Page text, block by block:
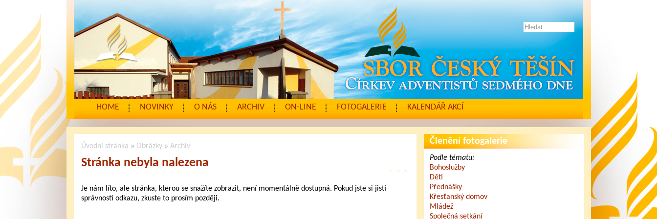
HOME NOVINKY O NÁS ARCHIV ON-LINE FOTOGALERIE KALENDÁŘ AKCÍ
Úvodní stránka » Obrázky» Archiv
Stránka nebyla nalezena
Je nám líto, ale stránka, kterou se snažíte zobrazit, není momentálně dostupná. Pokud jste si jisti
správností odkazu, zkuste to prosím později.
Členění fotogalerie
Podle tématu:
Bohoslužby
Děti
Přednášky
Křesťanský domov
Mládež
Společná setkání